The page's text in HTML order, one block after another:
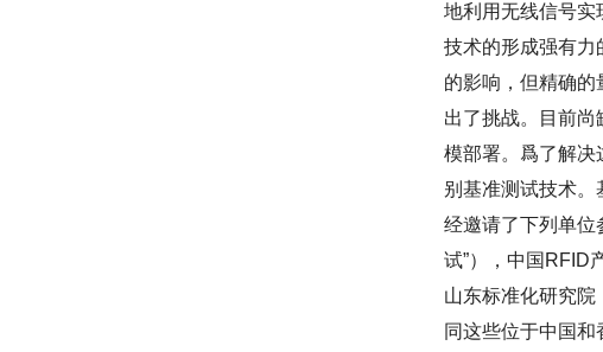
地利用无线信号实
技术的形成强有力
的影响，但精确
出了挑战。目前
模部署。爲了解决
别基准测试技术
经邀请了下列单位
试”），中国RFID
山东标准化研究院
同这些位于中国